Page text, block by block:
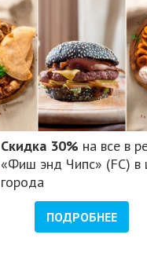
Скидка 30% на все в
«Фиш энд Чипс» (FC) в
города
ПОДРОБНЕЕ